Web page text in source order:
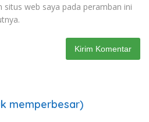
situs web saya pada peramban ini
memperbesar)